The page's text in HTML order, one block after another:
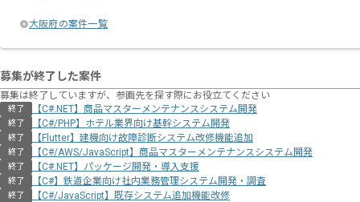
大阪府の案件一覧
募集が終了した案件
募集は終了していますが、参画先を探す際にお役立てください
終了 【C#.NET】商品マスターメンテナンスシステム開発
終了 【C#/PHP】ホテル業界向け基幹システム開発
終了 【Flutter】建機向け故障診断システム改修機能追加
終了 【C#/AWS/JavaScript】商品マスターメンテナンスシステム開発
終了 【C#.NET】パッケージ開発・導入支援
終了 【C#】鉄道企業向け社内業務管理システム開発・調査
終了 【C#/JavaScript】既存システム追加機能改修